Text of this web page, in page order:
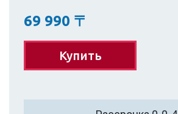
69 990 〒
Купить